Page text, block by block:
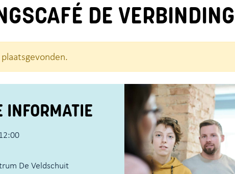
DE VERBINDING
INFORMATIE
De Veldschuit